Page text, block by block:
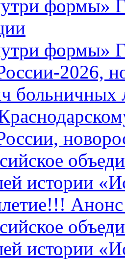
формы»
формы»
2026,
больничных
истории
истории